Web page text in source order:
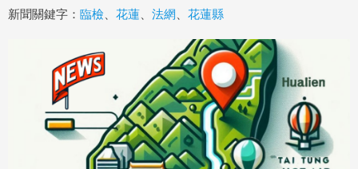
新聞關鍵字： 臨檢 花蓮 法網 花蓮縣